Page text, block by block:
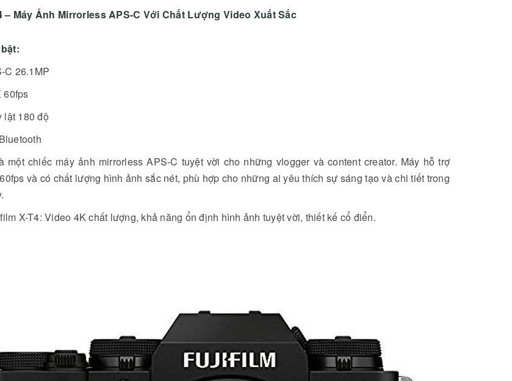
– Máy Ảnh Mirrorless APS-C Với Chất Lượng Video Xuất Sắc
C 26.1MP
60fps
lật 180 độ
một chiếc máy ảnh mirrorless APS-C tuyệt vời cho những vlogger và content creator. Máy hỗ trợ
và có chất lượng hình ảnh sắc nét, phù hợp cho những ai yêu thích sự sáng tạo và chi tiết trong
X-T4: Video 4K chất lượng, khả năng ổn định hình ảnh tuyệt vời, thiết kế cổ điển.